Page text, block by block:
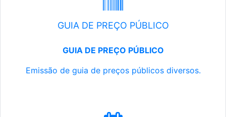
GUIA DE PREÇO PÚBLICO
GUIA DE PREÇO PÚBLICO
Emissão de guia de preços públicos diversos.